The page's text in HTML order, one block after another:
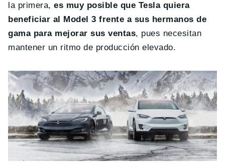
la primera,es muy posible que Tesla quiera
beneficiar al Model 3 frente a sus hermanos de
gama para mejorar sus ventas, pues necesitan
mantener un ritmo de producción elevado.